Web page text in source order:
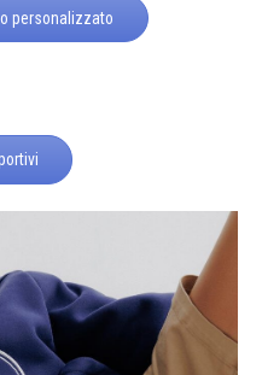
personalizzato